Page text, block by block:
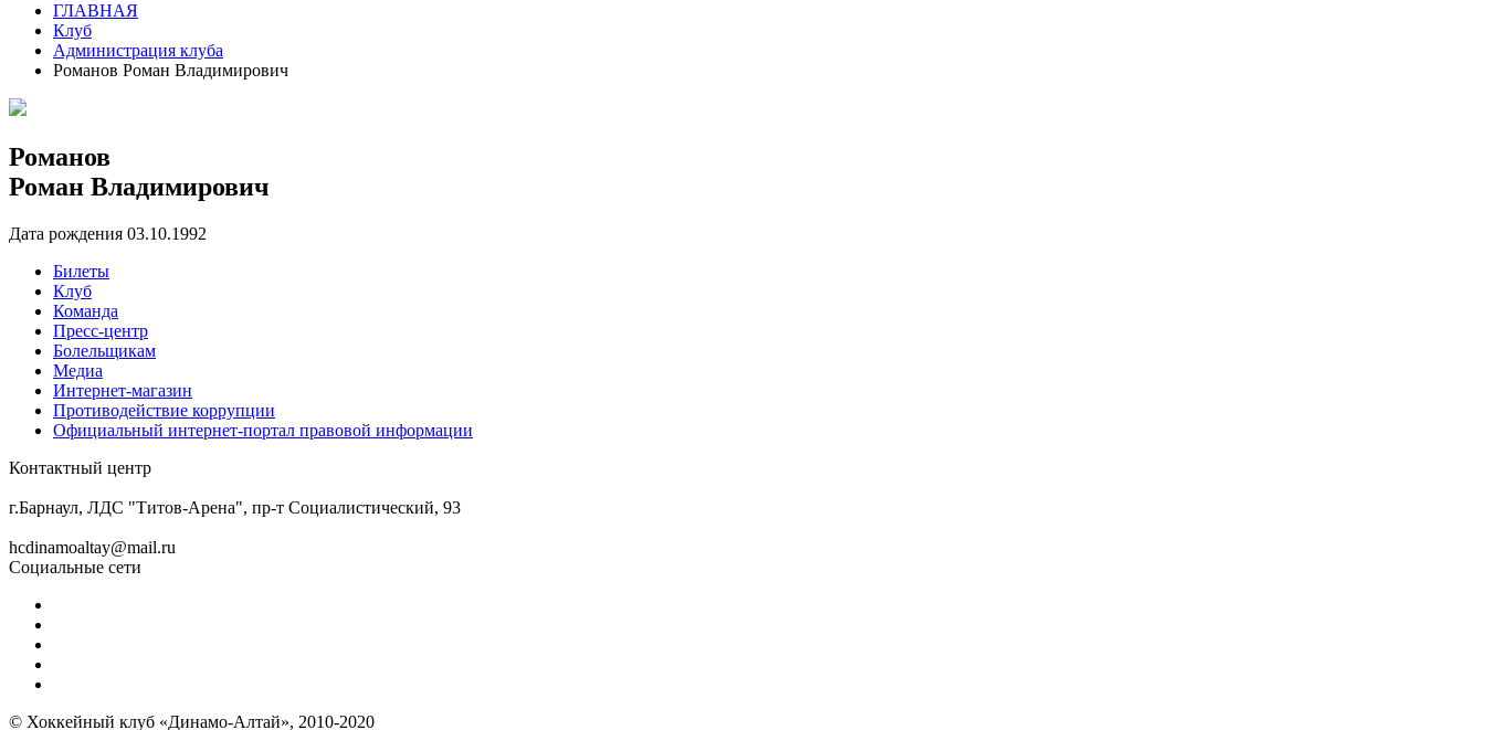
ГЛАВНАЯ
Клуб
Администрация клуба
Романов Роман Владимирович
Романов
Роман Владимирович
Дата рождения 03.10.1992
Билеты
Клуб
Команда
Пресс-центр
Болельщикам
Медиа
Интернет-магазин
Противодействие коррупции
Официальный интернет-портал правовой информации
Контактный центр
г.Барнаул, ЛДС "Титов-Арена", пр-т Социалистический, 93
hcdinamoaltay@mail.ru
Социальные сети
© Хоккейный клуб «Динамо-Алтай», 2010-2020